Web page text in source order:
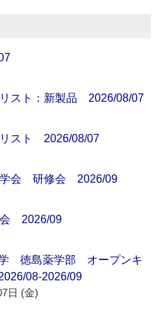
スト：新製品 2026/08/07
リスト 2026/08/07
学会 研修会 2026/09
2026/09
徳島薬学部 オープンキ
08-2026/09
日 (金)